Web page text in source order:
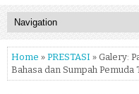
Home » PRESTASI » Galery:
Bahasa dan Sumpah Pemuda